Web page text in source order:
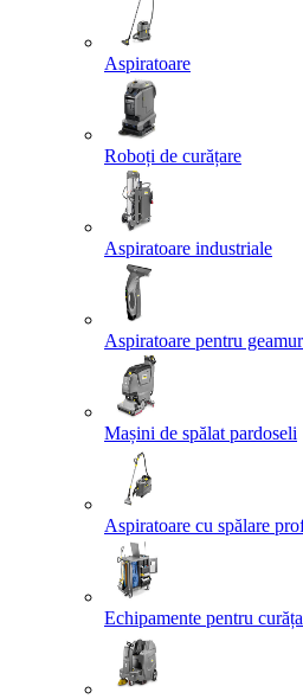
Aspiratoare
Roboți de curățare
Aspiratoare industriale
Aspiratoare pentru
Mașini de spălat pardoseli
Aspiratoare cu spălare
Echipamente pentru